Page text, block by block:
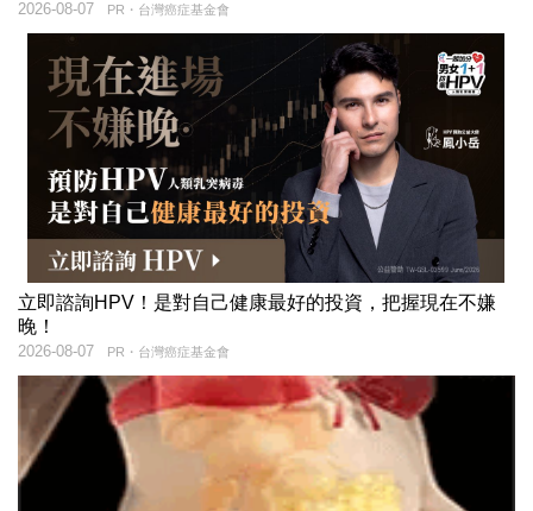
PR・台灣癌症基金會
2026-08-07
立即諮詢HPV！是對自己健康最好的投資，把握現在不嫌
晚！
PR・台灣癌症基金會
2026-08-07